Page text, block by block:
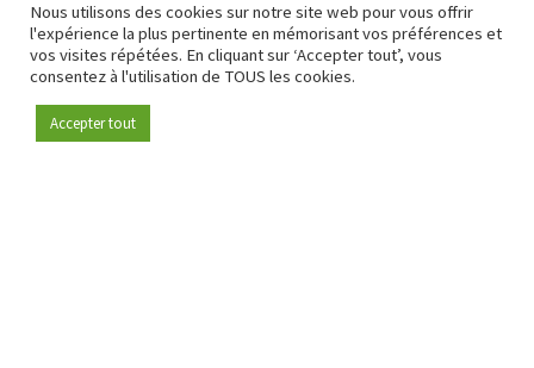
Devenez membre
Nous utilisons des cookies sur notre site web pour vous offrir
l'expérience la plus pertinente en mémorisant vos préférences et
vos visites répétées. En cliquant sur ‘Accepter tout’, vous
consentez à l'utilisation de TOUS les cookies.
Accepter tout